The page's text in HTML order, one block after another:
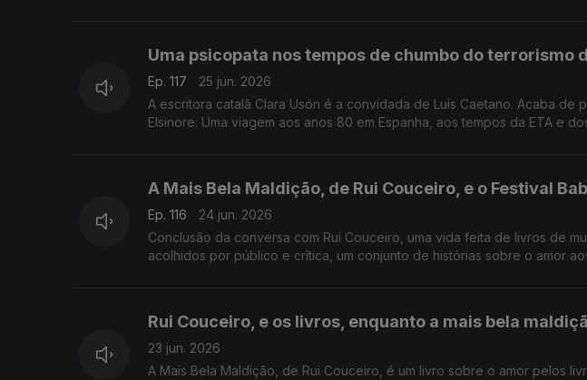
Uma psicopata nos tempos de chumbo do terrorismo
Ep. 117
25 jun. 2026
A escritora catalã Clara Usón é a convidada de Luís Caetano. Acaba de
Elsinore. Uma viagem aos anos 80 em Espanha, aos tempos da ETA e
A Mais Bela Maldição, de Rui Couceiro, e o Festival
Ep. 116
24 jun. 2026
Conclusão da conversa com Rui Couceiro, uma vida feita de livros de
acolhidos por público e crítica, um conjunto de histórias sobre o amor
Rui Couceiro, e os livros, enquanto a mais bela
23 jun. 2026
A Mais Bela Maldição, de Rui Couceiro, é um livro sobre o amor pelos